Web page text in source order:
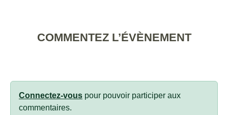
COMMENTEZ L’ÉVÈNEMENT
Connectez-vous pour pouvoir participer aux
commentaires.